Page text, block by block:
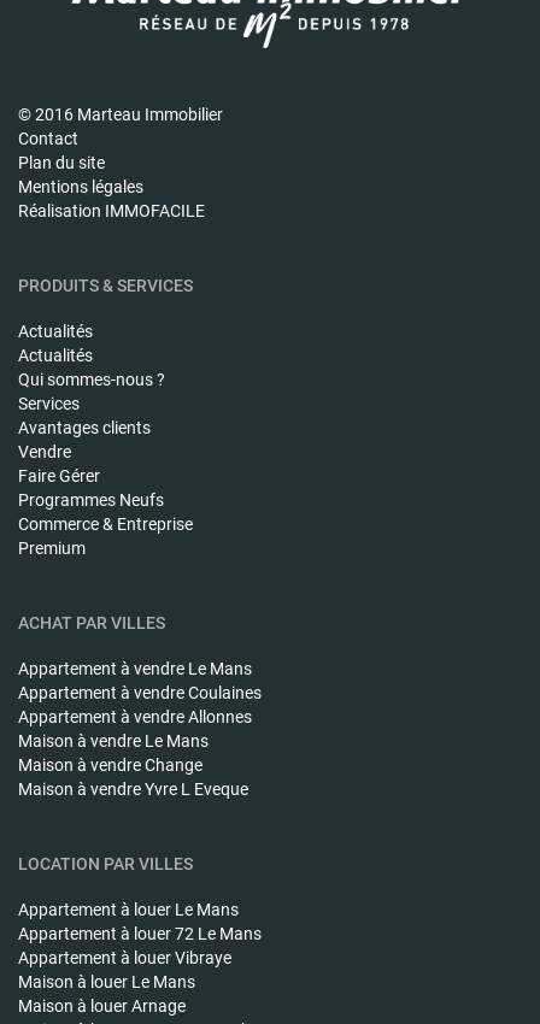
© 2016 Marteau Immobilier
Contact
Plan du site
Mentions légales
Réalisation IMMOFACILE
PRODUITS & SERVICES
Actualités
Actualités
Qui sommes-nous ?
Services
Avantages clients
Vendre
Faire Gérer
Programmes Neufs
Commerce & Entreprise
Premium
ACHAT PAR VILLES
Appartement à vendre Le Mans
Appartement à vendreCoulaines
Appartement à vendreAllonnes
Maison à vendre Le Mans
Maison à vendreChange
Maison à vendreYvre L Eveque
LOCATION PAR VILLES
Appartement à louer Le Mans
Appartement à louer72 Le Mans
Appartement à louerVibraye
Maison à louer Le Mans
Maison à louerArnage